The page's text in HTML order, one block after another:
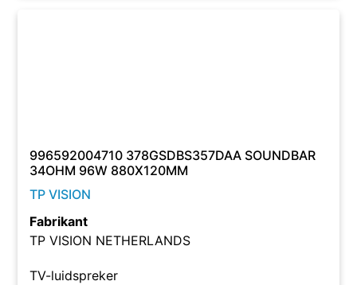
996592004710 378GSDBS357DAA SOUNDBAR
34OHM 96W 880X120MM
TP VISION
Fabrikant
TP VISION NETHERLANDS
TV-luidspreker